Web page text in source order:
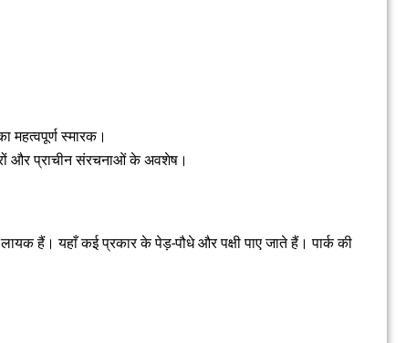
महत्वपूर्ण स्मारक।
और प्राचीन संरचनाओं के अवशेष।
लायक हैं। यहाँ कई प्रकार के पेड़-पौधे और पक्षी पाए जाते हैं। पार्क की